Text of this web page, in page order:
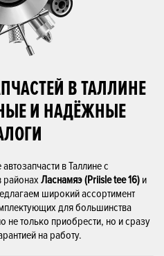
В ТАЛЛИНЕ
И НАДЁЖНЫЕ
в Таллине с
районах Ласнамяэ (Priisle tee 16) и
широкий ассортимент
для большинства
только приобрести, но и сразу
на работу.